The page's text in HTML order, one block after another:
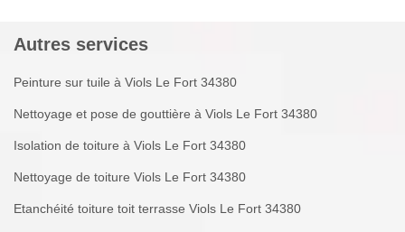
Autres services
Peinture sur tuile à Viols Le Fort 34380
Nettoyage et pose de gouttière à Viols Le Fort 34380
Isolation de toiture à Viols Le Fort 34380
Nettoyage de toiture Viols Le Fort 34380
Etanchéité toiture toit terrasse Viols Le Fort 34380